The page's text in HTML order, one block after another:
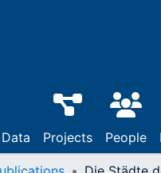
Projects People